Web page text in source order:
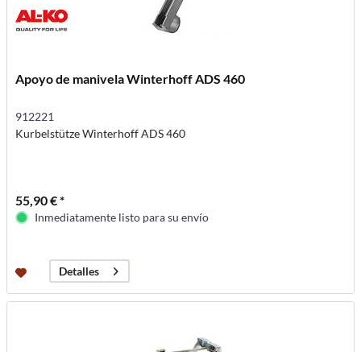
Apoyo de manivela Winterhoff ADS 460
912221
Kurbelstütze Winterhoff ADS 460
55,90 € *
Inmediatamente listo para su envío
Detalles